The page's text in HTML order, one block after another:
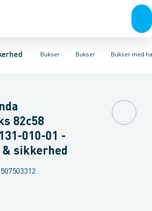
Bukser
Overtøj & huer Undertøj & sokkerSko
Bukser
Shorts OverallsKedeldragter Knæskånere
Bukser med
Bukser med lårlommer
82c58
010-01 -
sikkerhed
507503312